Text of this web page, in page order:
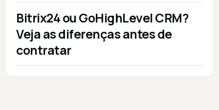
Bitrix24 ou GoHighLevel CRM?
Veja as diferenças antes de
contratar